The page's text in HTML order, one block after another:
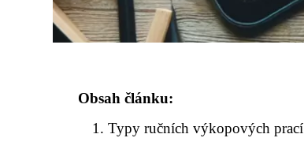
Obsah článku:
Typy ručních výkopových prací